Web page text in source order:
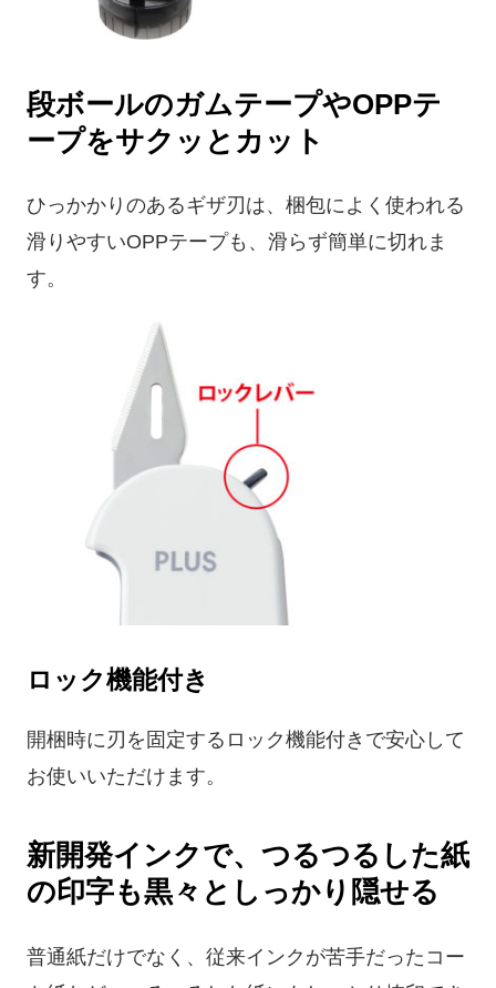
段ボールのガムテープやOPPテ
ープをサクッとカット
ひっかかりのあるギザ刃は、梱包によく使われる
滑りやすいOPPテープも、滑らず簡単に切れま
す。
ロック機能付き
開梱時に刃を固定するロック機能付きで安心して
お使いいただけます。
新開発インクで、つるつるした紙
の印字も黒々としっかり隠せる
普通紙だけでなく、従来インクが苦手だったコー